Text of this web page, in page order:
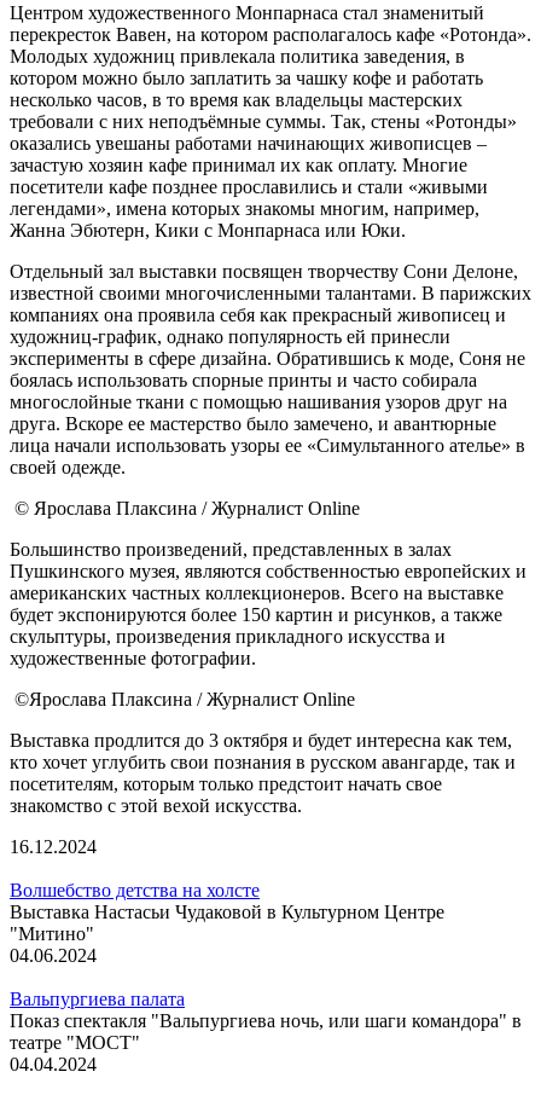
Центром художественного Монпарнаса стал знаменитый
перекресток Вавен, на котором располагалось кафе «Ротонда».
Молодых художниц привлекала политика заведения, в
котором можно было заплатить за чашку кофе и работать
несколько часов, в то время как владельцы мастерских
требовали с них неподъёмные суммы. Так, стены «Ротонды»
оказались увешаны работами начинающих живописцев –
зачастую хозяин кафе принимал их как оплату. Многие
посетители кафе позднее прославились и стали «живыми
легендами», имена которых знакомы многим, например,
Жанна Эбютерн, Кики с Монпарнаса или Юки.
Отдельный зал выставки посвящен творчеству Сони Делоне,
известной своими многочисленными талантами. В парижских
компаниях она проявила себя как прекрасный живописец и
художниц-график, однако популярность ей принесли
эксперименты в сфере дизайна. Обратившись к моде, Соня не
боялась использовать спорные принты и часто собирала
многослойные ткани с помощью нашивания узоров друг на
друга. Вскоре ее мастерство было замечено, и авантюрные
лица начали использовать узоры ее «Симультанного ателье» в
своей одежде.
© Ярослава Плаксина / Журналист Online
Большинство произведений, представленных в залах
Пушкинского музея, являются собственностью европейских и
американских частных коллекционеров. Всего на выставке
будет экспонируются более 150 картин и рисунков, а также
скульптуры, произведения прикладного искусства и
художественные фотографии.
©Ярослава Плаксина / Журналист Online
Выставка продлится до 3 октября и будет интересна как тем,
кто хочет углубить свои познания в русском авангарде, так и
посетителям, которым только предстоит начать свое
знакомство с этой вехой искусства.
16.12.2024
Волшебство детства на холсте
Выставка Настасьи Чудаковой в Культурном Центре
"Митино"
04.06.2024
Вальпургиева палата
Показ спектакля "Вальпургиева ночь, или шаги командора" в
театре "МОСТ"
04.04.2024